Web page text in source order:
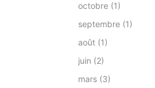
octobre (1)
septembre (1)
août (1)
juin (2)
mars (3)